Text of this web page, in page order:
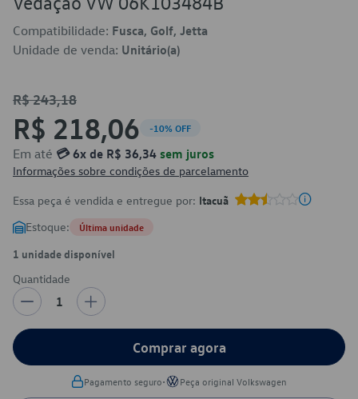
Compatibilidade: Fusca, Golf, Jetta
Unidade de venda: Unitário(a)
R$ 243,18
R$ 218,06 -10% OFF
Em até 💳 6x de R$ 36,34 sem juros
Informações sobre condições de parcelamento
Essa peça é vendida e entregue por: Itacuã
Estoque: Última unidade
1 unidade disponível
Quantidade
1
Comprar agora
Pagamento seguro• Peça original Volkswagen